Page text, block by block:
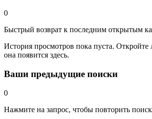
0
Быстрый возврат к последним открытым
История просмотров пока пуста. Откройте
она появится здесь.
Ваши предыдущие поиски
0
Нажмите на запрос, чтобы повторить